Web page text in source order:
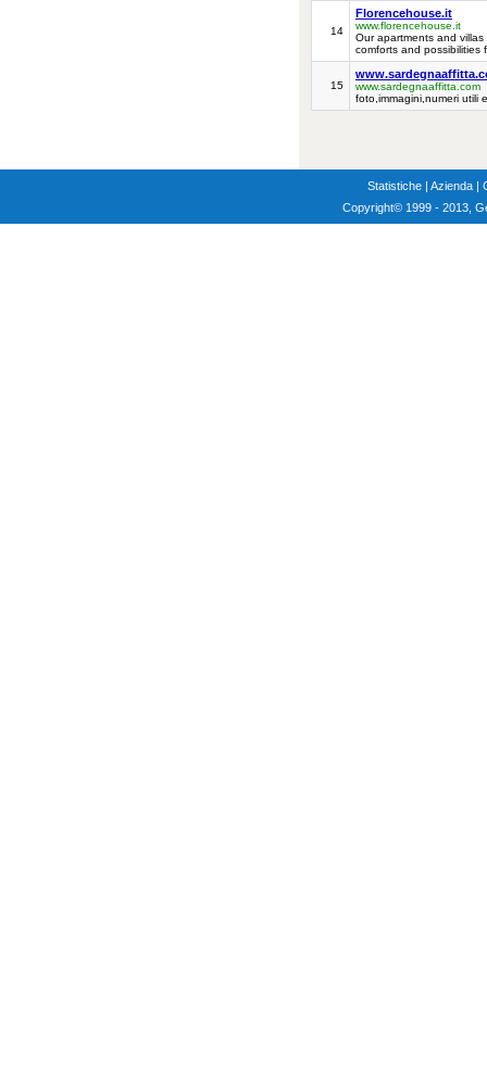
14
Florencehouse.it
www.florencehouse.it
Our apartments and
comforts and possibilities
15
www.sardegnaaffitta.com
foto,immagini,numeri utili
Statistiche | Azienda |
Copyright© 1999 - 2013,